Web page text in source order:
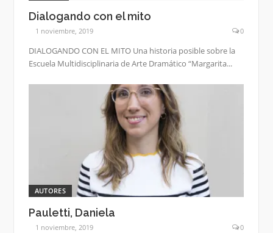
Dialogando con el mito
1 noviembre, 2019 0
DIALOGANDO CON EL MITO Una historia posible sobre la
Escuela Multidisciplinaria de Arte Dramático “Margarita...
AUTORES
Pauletti, Daniela
1 noviembre, 2019 0